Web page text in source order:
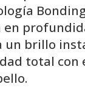
en
un brillo
total con